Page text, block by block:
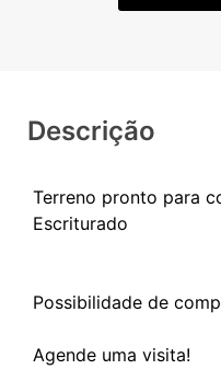
Descrição
Terreno pronto para
Escriturado
Possibilidade de